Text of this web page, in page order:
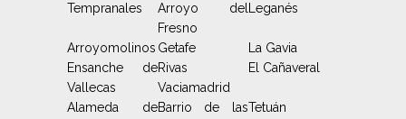
Tempranales
Arroyo del
Fresno
Leganés
Arroyomolinos Getafe
La Gavia
Ensanche de
Vallecas
Rivas
Vaciamadrid
El Cañaveral
Alameda deBarrio de lasTetuán